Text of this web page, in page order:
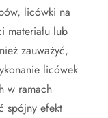
licówki na
materiału lub
zauważyć,
licówek
w ramach
spójny efekt